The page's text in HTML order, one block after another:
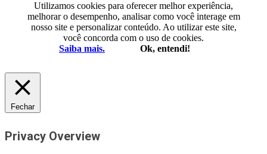
Utilizamos cookies para oferecer melhor experiência,
melhorar o desempenho, analisar como você interage em
nosso site e personalizar conteúdo. Ao utilizar este site,
você concorda com o uso de cookies.
Saiba mais.
Ok, entendi!
Fechar
Privacy Overview